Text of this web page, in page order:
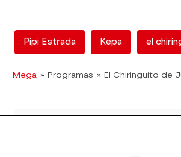
Pipi Estrada Kepa el
Mega » Programas » El Chiringuito de